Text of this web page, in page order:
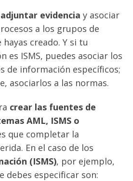
evidencia y asociar
a los grupos de
creado. Y si tu
es ISMS, puedes asociar los
de información específicos;
asociarlos a las normas.
crear las fuentes de
AML, ISMS o
que completar la
En el caso de los
(ISMS), por ejemplo,
debes especificar son: